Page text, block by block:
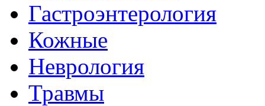
Гастроэнтерология
Кожные
Неврология
Травмы